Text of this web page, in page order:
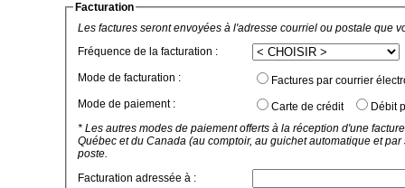
Facturation
Les factures seront envoyées à l'adresse courriel ou postale que
Fréquence de la facturation :
Mode de facturation :
Factures par courrier
Mode de paiement :
Carte de crédit
Débit
* Les autres modes de paiement offerts à la réception d'une
Québec et du Canada (au comptoir, au guichet automatique et
poste.
Facturation adressée à :